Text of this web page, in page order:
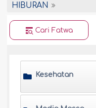
HIBURAN
Cari Fatwa
Kesehatan